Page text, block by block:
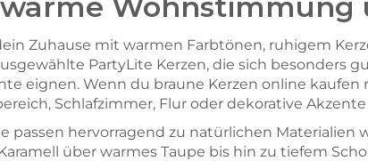
Zuhause mit warmen Farbtönen, ruhigem
PartyLite Kerzen, die sich besonders
eignen. Wenn du braune Kerzen online
Schlafzimmer, Flur oder dekorative
hervorragend zu natürlichen Materialien
über warmes Taupe bis hin zu tiefem